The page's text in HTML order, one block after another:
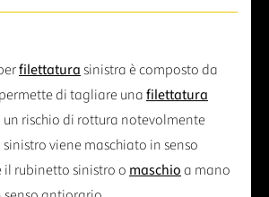
filettaturasinistra è composto da
di tagliare unafilettatura
rischio di rottura notevolmente
viene maschiato in senso
rubinetto sinistro omaschioa mano